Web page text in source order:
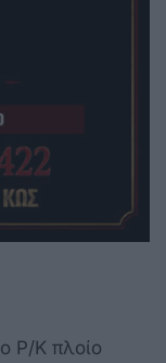
Ρ/Κ πλοίο